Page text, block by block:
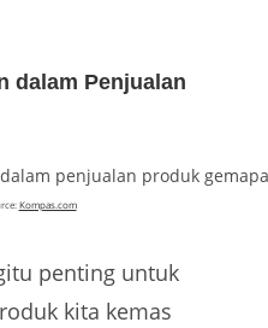
dalam Penjualan
Kompas.com
penting untuk
kita kemas